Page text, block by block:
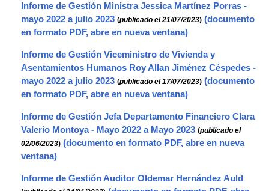
Informe de Gestión Ministra Jessica Martínez Porras -
mayo 2022 a julio 2023 (publicado el 21/07/2023)
Informe de Gestión Viceministro de Vivienda y
Asentamientos Humanos Roy Allan Jiménez Céspedes -
mayo 2022 a julio 2023 (publicado el 17/07/2023)
Informe de Gestión Jefa Departamento Financiero Clara
Valerio Montoya - Mayo 2022 a Mayo 2023 (publicado el
02/06/2023)
Informe de Gestión Auditor Oldemar Hernández Auld